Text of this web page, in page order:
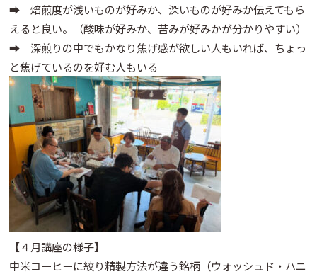
➡ 焙煎度が浅いものが好みか、深いものが好みか伝えてもら
えると良い。（酸味が好みか、苦みが好みかが分かりやすい）
➡ 深煎りの中でもかなり焦げ感が欲しい人もいれば、ちょっ
と焦げているのを好む人もいる
【４月講座の様子】
中米コーヒーに絞り精製方法が違う銘柄（ウォッシュド・ハニ